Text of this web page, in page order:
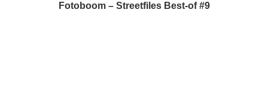
Fotoboom – Streetfiles Best-of #9